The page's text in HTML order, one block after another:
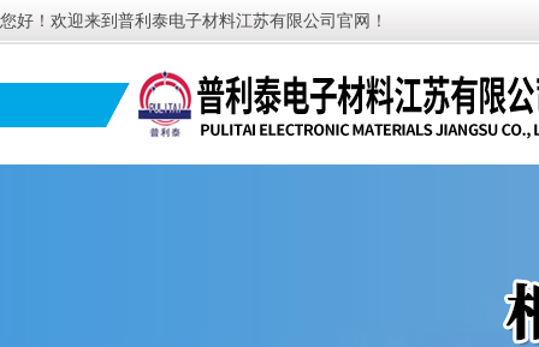
您好！欢迎来到普利泰电子材料江苏有限公司官网！